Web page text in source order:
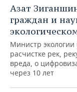
Азат
граждан и
Министр
расчистке рек,
вреда, о
через 10 лет